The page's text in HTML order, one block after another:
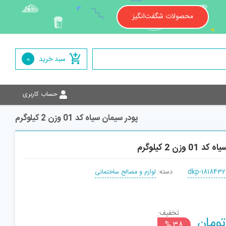
محصولات شگفت‌انگیز
سبد خرید 0
حساب کاربری
پودر سیمان سیاه کد 01 وزن 2 کیلوگرم
2 کیلوگرم
dkp-1818432 دسته: لوازم و مصالح ساختمانی
تخفیف: